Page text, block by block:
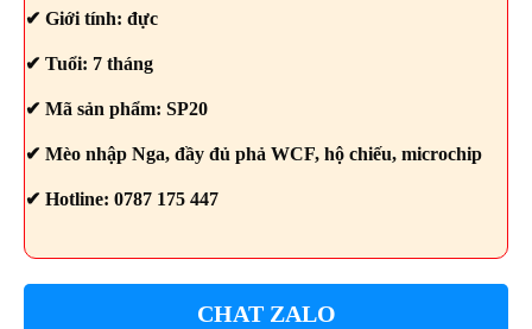
✔ Giới tính: đực
✔ Tuổi: 7 tháng
✔ Mã sản phẩm: SP20
✔ Mèo nhập Nga, đầy đủ phả WCF, hộ chiếu, microchip
✔ Hotline: 0787 175 447
CHAT ZALO